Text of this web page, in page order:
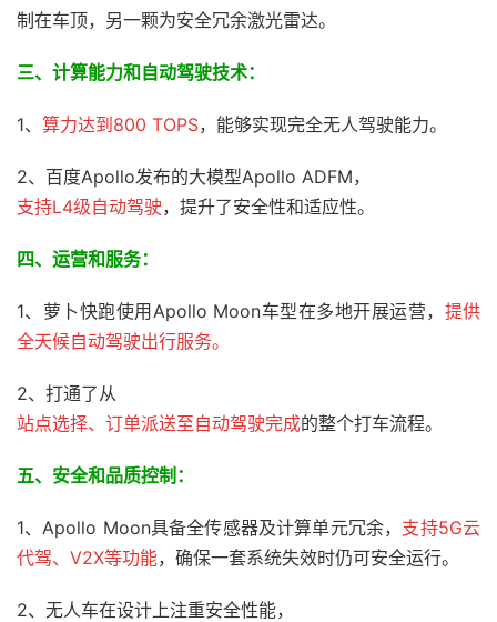
制在车顶，另一颗为安全冗余激光雷达。
三、 计算能力和自动驾驶技术：
1、 算力达到800 TOPS，能够实现完全无人驾驶能力。
2、百度Apollo发布的大模型Apollo ADFM，
支持L4级自动驾驶，提升了安全性和适应性。
四、运营和服务：
1、萝卜快跑使用Apollo Moon车型在多地开展运营， 提供
全天候自动驾驶出行服务。
2、打通了从
站点选择、订单派送至自动驾驶完成的整个打车流程。
五、 安全和品质控制：
1、Apollo Moon具备全传感器及计算单元冗余， 支持5G云
代驾、V2X等功能，确保一套系统失效时仍可安全运行。
2、无人车在设计上注重安全性能，